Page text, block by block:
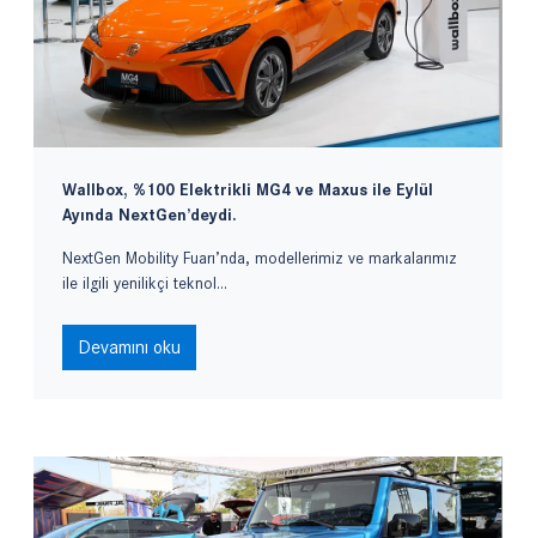
Wallbox, %100 Elektrikli MG4 ve Maxus ile Eylül
Ayında NextGen’deydi.
NextGen Mobility Fuarı’nda, modellerimiz ve markalarımız
ile ilgili yenilikçi teknol...
Devamını oku